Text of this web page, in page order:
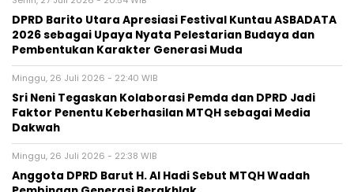
DPRD Barito Utara Apresiasi Festival Kuntau ASBADATA
2026 sebagai Upaya Nyata Pelestarian Budaya dan
Pembentukan Karakter Generasi Muda
Minggu, 26 Juli 2026 - 22:40 WIB
Sri Neni Tegaskan Kolaborasi Pemda dan DPRD Jadi
Faktor Penentu Keberhasilan MTQH sebagai Media
Dakwah
Minggu, 26 Juli 2026 - 22:38 WIB
Anggota DPRD Barut H. Al Hadi Sebut MTQH Wadah